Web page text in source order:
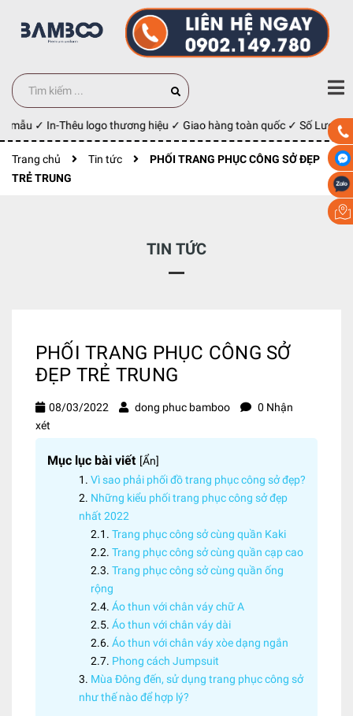
✓ In-Thêu logo thương hiệu ✓ Giao hàng toàn quốc ✓ Số Lượng
Trang chủ Tin tức
PHỐI TRANG PHỤC CÔNG SỞ ĐẸP
TRẺ TRUNG
TIN TỨC
PHỐI TRANG PHỤC CÔNG SỞ
ĐẸP TRẺ TRUNG
08/03/2022 dong phuc bamboo
0 Nhận
xét
Mục lục bài viết [Ẩn]
Vì sao phải phối đồ trang phục công sở đẹp?
Những kiểu phối trang phục công sở đẹp
nhất 2022
Trang phục công sở cùng quần Kaki
Trang phục công sở cùng quần cạp cao
Trang phục công sở cùng quần ống
rộng
Áo thun với chân váy chữ A
Áo thun với chân váy dài
Áo thun với chân váy xòe dạng ngắn
Phong cách Jumpsuit
Mùa Đông đến, sử dụng trang phục công sở
như thế nào để hợp lý?